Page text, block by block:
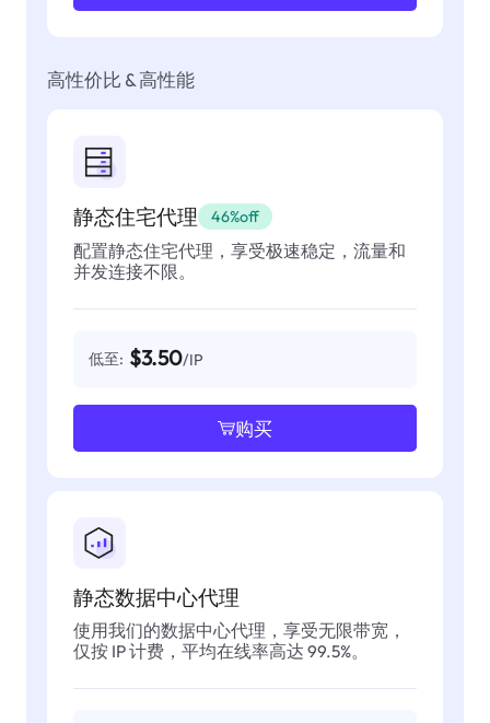
高性价比 & 高性能
静态住宅代理 46%off
配置静态住宅代理，享受极速稳定，流量和
并发连接不限。
低至: $3.50/IP
购买
静态数据中心代理
使用我们的数据中心代理，享受无限带宽，
仅按 IP 计费，平均在线率高达 99.5%。